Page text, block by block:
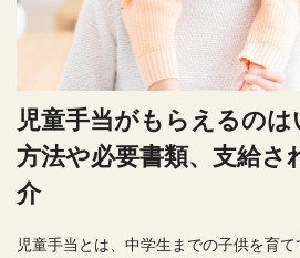
児童手当がもらえるの
方法や必要書類、支給さ
介
児童手当とは、中学生までの子供を育